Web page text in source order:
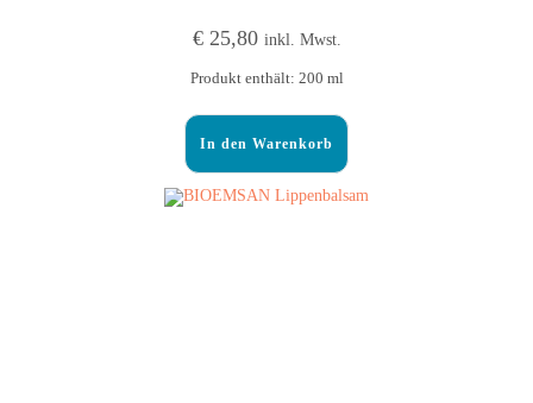
€25,80 inkl. Mwst.
Produkt enthält: 200 ml
In den Warenkorb